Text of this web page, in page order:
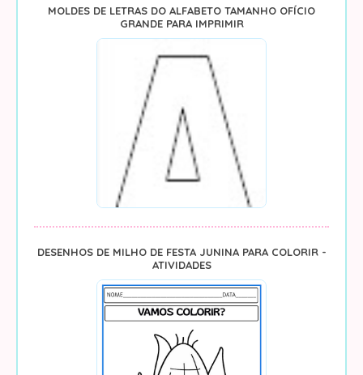
MOLDES DE LETRAS DO ALFABETO TAMANHO OFÍCIO
GRANDE PARA IMPRIMIR
DESENHOS DE MILHO DE FESTA JUNINA PARA COLORIR -
ATIVIDADES